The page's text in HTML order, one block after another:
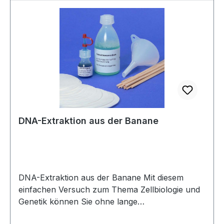
DNA-Extraktion aus der Banane
DNA-Extraktion aus der Banane Mit diesem
einfachen Versuch zum Thema Zellbiologie und
Genetik können Sie ohne lange